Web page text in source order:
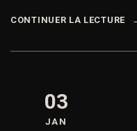
CONTINUER LA LECTURE
03
JAN